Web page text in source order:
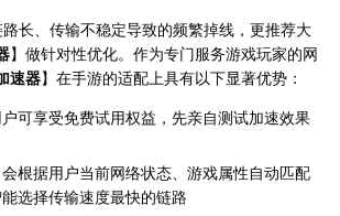
长、传输不稳定导致的频繁掉线，更推荐大
】做针对性优化。作为专门服务游戏玩家的网
速器】在手游的适配上具有以下显著优势：
户可享受免费试用权益，先亲自测试加速效果
会根据用户当前网络状态、游戏属性自动匹配
选择传输速度最快的链路